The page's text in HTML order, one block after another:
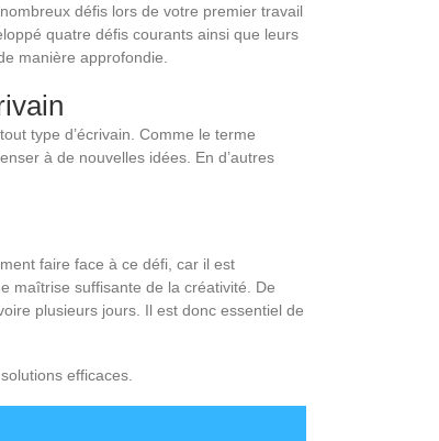
défis lors de votre premier travail
quatre défis courants ainsi que leurs
manière approfondie.
type d’écrivain. Comme le terme
à de nouvelles idées. En d’autres
faire face à ce défi, car il est
maîtrise suffisante de la créativité. De
plusieurs jours. Il est donc essentiel de
efficaces.